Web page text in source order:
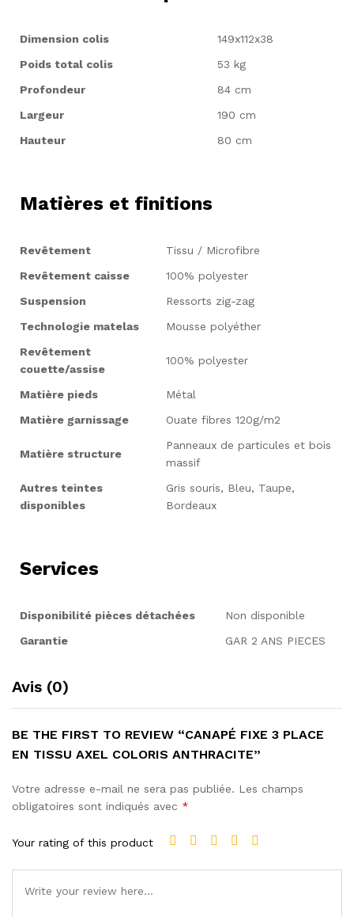
Dimension colis
149x112x38
Poids total colis
53 kg
Profondeur
84 cm
Largeur
190 cm
Hauteur
80 cm
Matières et finitions
Revêtement
Tissu / Microfibre
Revêtement caisse
100% polyester
Suspension
Ressorts zig-zag
Technologie matelas
Mousse polyéther
Revêtement
couette/assise
100% polyester
Matière pieds
Métal
Matière garnissage
Ouate fibres 120g/m2
Matière structure
Panneaux de particules et bois
massif
Autres teintes
disponibles
Gris souris, Bleu, Taupe,
Bordeaux
Services
Disponibilité pièces détachées
Non disponible
Garantie
GAR 2 ANS PIECES
Avis (0)
BE THE FIRST TO REVIEW “CANAPÉ FIXE 3 PLACE
EN TISSU AXEL COLORIS ANTHRACITE”
Votre adresse e-mail ne sera pas publiée. Les champs
obligatoires sont indiqués avec *
Your rating of this product